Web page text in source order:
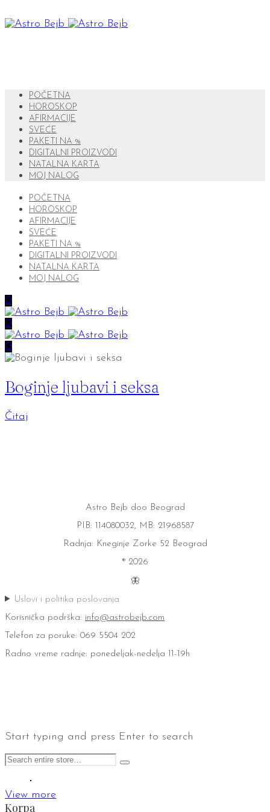
POČETNA
HOROSKOP
AFIRMACIJE
SVEĆE
PAKETI NA %
DIGITALNI PROIZVODI
NATALNA KARTA
MOJ NALOG
POČETNA
HOROSKOP
AFIRMACIJE
SVEĆE
PAKETI NA %
DIGITALNI PROIZVODI
NATALNA KARTA
MOJ NALOG
0
0
0
Boginje ljubavi i seksa
Čitaj
Astro Bejb doo Beograd
PIB: 114080032, MB: 21968587
Radnja: Kneginje Zorke 52 Beograd
® 2026
🦋
Uslovi i politika poslovanja
Korisnička podrška: info@astrobejb.com
Telefon za poruke: 069 5504 202
Radno vreme radnje: ponedeljak-nedelja 11-19h
Start typing and press Enter to search
View more
Korpa